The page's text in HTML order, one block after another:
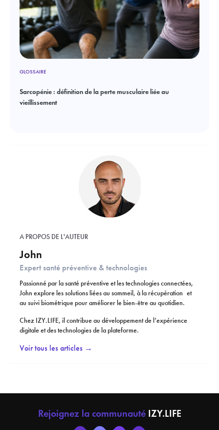
GLOSSAIRE
Sarcopénie : définition de la perte musculaire liée au
vieillissement
A PROPOS DE L'AUTEUR
John
Expert santé préventive & technologies
Passionné par la santé préventive et les technologies connectées,
John explore les solutions liées au sommeil, à la récupération et
au suivi biométrique pour améliorer le bien-être au quotidien.
Chez IZY.LIFE, il contribue au développement de l’expérience
digitale et des technologies de la plateforme.
Voir tous les articles →
Rejoignez la communauté IZY.LIFE